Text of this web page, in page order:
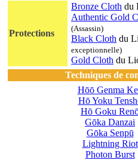
Protections
Bronze Cloth du
Authentic Gold
(Assassin)
Black Cloth du
exceptionnelle)
Gold Cloth du
Techniques de
Hōō Genma
Hō Yoku
Hō Goku
Gōka Danzai
Gōka Senpū
Lightning Riot
Photon Burst